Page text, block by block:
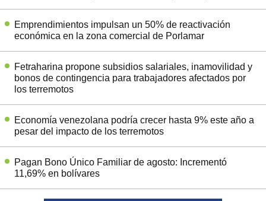
Emprendimientos impulsan un 50% de reactivación
económica en la zona comercial de Porlamar
Fetraharina propone subsidios salariales, inamovilidad y
bonos de contingencia para trabajadores afectados por
los terremotos
Economía venezolana podría crecer hasta 9% este año a
pesar del impacto de los terremotos
Pagan Bono Único Familiar de agosto: Incrementó
11,69% en bolívares